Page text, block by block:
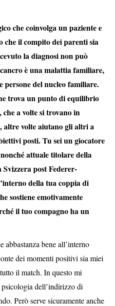
che coinvolga un paziente e
che il compito dei parenti sia
la diagnosi non può
è una malattia familiare,
persone del nucleo familiare.
trova un punto di equilibrio
a volte si trovano in
altre volte aiutano gli altri a
posti. Tu sei un giocatore
attuale titolare della
post Federer-
della tua coppia di
sostiene emotivamente
il tuo compagno ha un
abbastanza bene all’interno
dei momenti positivi sia miei
il match. In questo mi
dell’indirizzo di
Però serve sicuramente anche